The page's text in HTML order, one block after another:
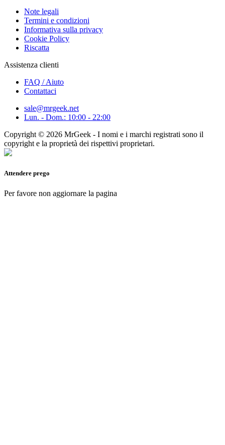
Note legali
Termini e condizioni
Informativa sulla privacy
Cookie Policy
Riscatta
Assistenza clienti
FAQ / Aiuto
Contattaci
sale@mrgeek.net
Lun. - Dom.: 10:00 - 22:00
Copyright © 2026 MrGeek - I nomi e i marchi registrati sono il
copyright e la proprietà dei rispettivi proprietari.
Attendere prego
Per favore non aggiornare la pagina